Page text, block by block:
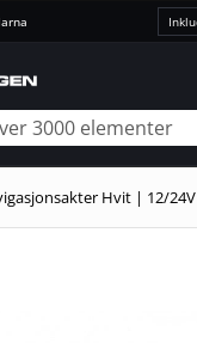
Velg
Hvit | 12/24V